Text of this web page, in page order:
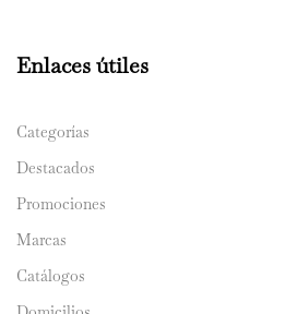
Enlaces útiles
Categorías
Destacados
Promociones
Marcas
Catálogos